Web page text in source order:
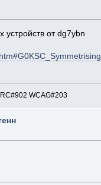
от dg7ybn
WCAG#203